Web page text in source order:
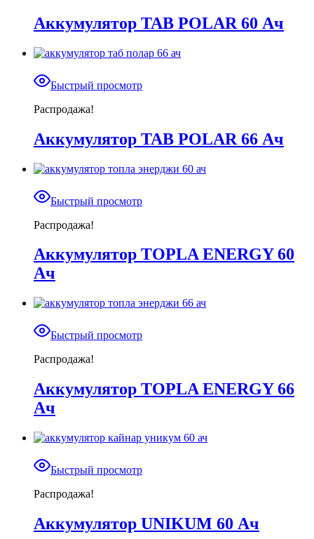
Аккумулятор TAB POLAR 60 Ач
Быстрый просмотр
Распродажа!
Аккумулятор TAB POLAR 66 Ач
Быстрый просмотр
Распродажа!
Аккумулятор TOPLA ENERGY 60
Ач
Быстрый просмотр
Распродажа!
Аккумулятор TOPLA ENERGY 66
Ач
Быстрый просмотр
Распродажа!
Аккумулятор UNIKUM 60 Ач